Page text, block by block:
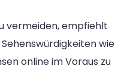
vermeiden, empfiehlt
wie
online im Voraus zu